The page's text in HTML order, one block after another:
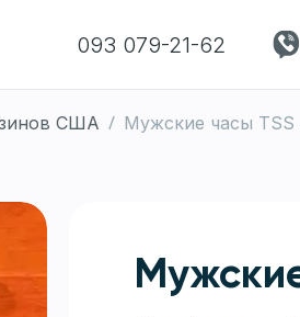
093 079-21-62
США / Мужские часы TSS